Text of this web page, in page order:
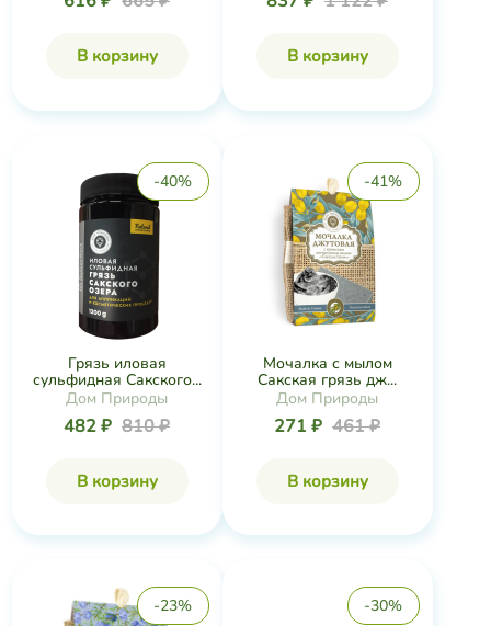
В корзину В корзину
-40%
Грязь иловая
сульфидная Сакского...
Дом Природы
482 ₽ 810 ₽
В корзину
-41%
Мочалка с мылом
Сакская грязь дж...
Дом Природы
271 ₽ 461 ₽
В корзину
-23% -30%